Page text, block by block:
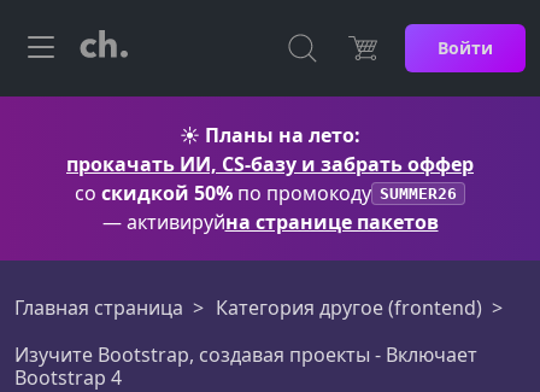
Войти
☀️ Планы на лето:
прокачать ИИ, CS-базу и забрать оффер
со скидкой 50% по промокоду SUMMER26
— активируйна странице пакетов
Главная страница
Категория другое (frontend)
Изучите Bootstrap, создавая проекты - Включает
Bootstrap 4